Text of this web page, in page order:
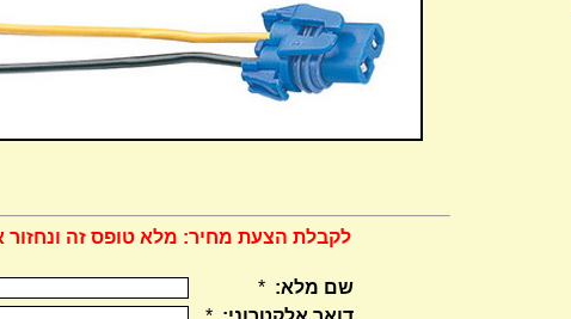
לקבלת הצעת מחיר: מלא טופס זה ונחזור